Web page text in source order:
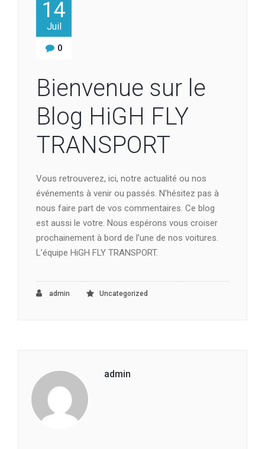
14
Juil
0
Bienvenue sur le
Blog HiGH FLY
TRANSPORT
Vous retrouverez, ici, notre actualité ou nos
événements à venir ou passés. N’hésitez pas à
nous faire part de vos commentaires. Ce blog
est aussi le votre. Nous espérons vous croiser
prochainement à bord de l’une de nos voitures.
L’équipe HiGH FLY TRANSPORT.
admin Uncategorized
admin